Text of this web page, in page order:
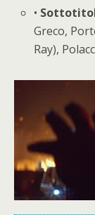
•
Greco,
Ray),